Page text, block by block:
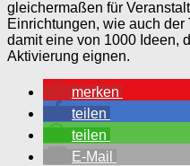
gleichermaßen für
Einrichtungen, wie auch
damit eine von 1000 Ideen,
Aktivierung eignen.
merken
teilen
teilen
E-Mail